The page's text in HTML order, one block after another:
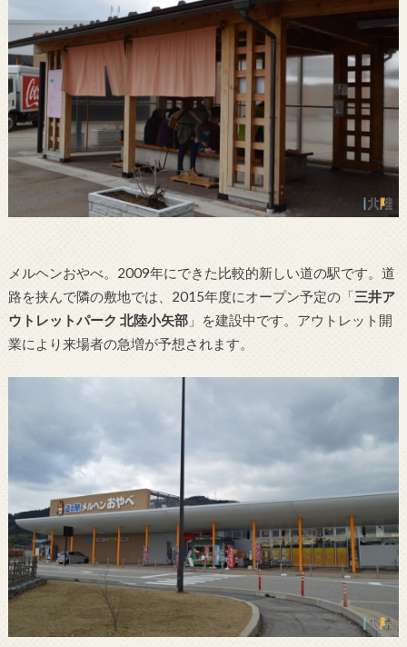
メルヘンおやべ。2009年にできた比較的新しい道の駅です。道
路を挟んで隣の敷地では、2015年度にオープン予定の「三井ア
ウトレットパーク 北陸小矢部」を建設中です。アウトレット開
業により来場者の急増が予想されます。